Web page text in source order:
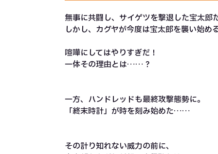
無事に共闘し、サイゲツを撃退した宝太郎
しかし、カグヤが今度は宝太郎を襲い始め
喧嘩にしてはやりすぎだ！
一体その理由とは……？
一方、ハンドレッドも最終攻撃態勢に。
「終末時計」が時を刻み始めた……
その計り知れない威力の前に、